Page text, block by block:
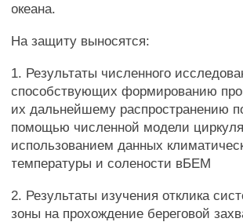
океана.
На защиту выносятся:
1. Результаты численного
способствующих формированию
их дальнейшему распространению
помощью численной модели
использованием данных
температуры и солености вБЕМ
2. Результаты изучения отклика
зоны на прохождение береговой